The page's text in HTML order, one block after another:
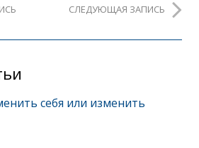
СЛЕДУЮЩАЯ ЗАПИСЬ
себя или изменить